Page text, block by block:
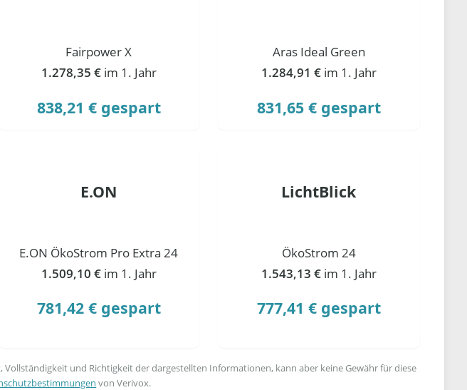
Fairpower X
1.278,35 € im 1. Jahr
838,21 € gespart
Aras Ideal Green
1.284,91 € im 1. Jahr
831,65 € gespart
E.ON
E.ON ÖkoStrom Pro Extra 24
1.509,10 € im 1. Jahr
781,42 € gespart
LichtBlick
ÖkoStrom 24
1.543,13 € im 1. Jahr
777,41 € gespart
und Richtigkeit der dargestellten Informationen, kann aber keine Gewähr für diese
von Verivox.